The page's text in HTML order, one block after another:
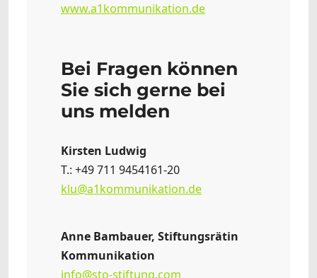
www.a1kommunikation.de
Bei Fragen können
Sie sich gerne bei
uns melden
Kirsten Ludwig
T.: +49 711 9454161-20
klu@a1kommunikation.de
Anne Bambauer, Stiftungsrätin
Kommunikation
info@sto-stiftung.com